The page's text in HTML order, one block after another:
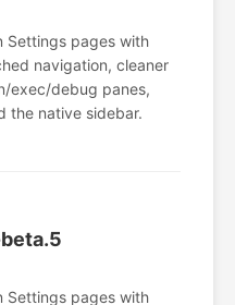
Settings pages with
navigation, cleaner
exec/debug panes,
the native sidebar.
Settings pages with